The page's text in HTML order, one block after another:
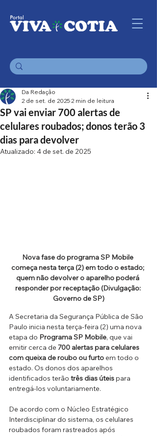
SP vai enviar 700 alertas de
celulares roubados; donos terão 3
dias para devolver
Da Redação
2 de set. de 2025 2 min de leitura
Atualizado: 4 de set. de 2025
Nova fase do programa SP Mobile
começa nesta terça (2) em todo o estado;
quem não devolver o aparelho poderá
responder por receptação (Divulgação:
Governo de SP)
A Secretaria da Segurança Pública de São
Paulo inicia nesta terça-feira (2) uma nova
etapa do Programa SP Mobile, que vai
emitir cerca de 700 alertas para celulares
com queixa de roubo ou furto em todo o
estado. Os donos dos aparelhos
identificados terão três dias úteis para
entregá-los voluntariamente.
De acordo com o Núcleo Estratégico
Interdisciplinar do sistema, os celulares
roubados foram rastreados após